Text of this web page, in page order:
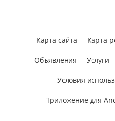
Карта сайта Карта
Объявления Услуги
Условия
Приложение для